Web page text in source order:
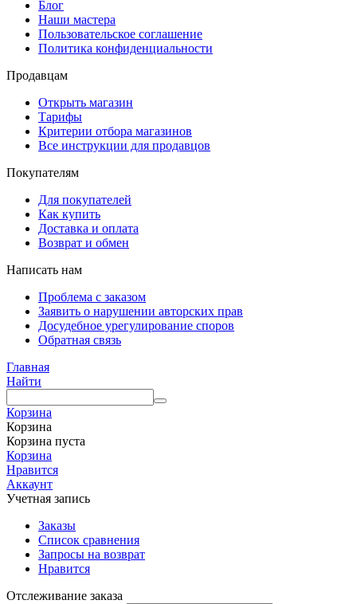
Блог
Наши мастера
Пользовательское соглашение
Политика конфиденциальности
Продавцам
Открыть магазин
Тарифы
Критерии отбора магазинов
Все инструкции для продавцов
Покупателям
Для покупателей
Как купить
Доставка и оплата
Возврат и обмен
Написать нам
Проблема с заказом
Заявить о нарушении авторских прав
Досудебное урегулирование споров
Обратная связь
Главная
Найти
Корзина
Корзина
Корзина пуста
Корзина
Нравится
Аккаунт
Учетная запись
Заказы
Список сравнения
Запросы на возврат
Нравится
Отслеживание заказа